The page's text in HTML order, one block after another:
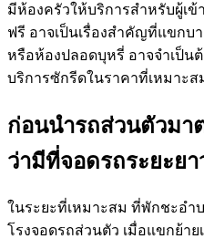
มีห้องครัวให้บริการสำหรับผู้เ
ฟรี อาจเป็นเรื่องสำคัญที่แขกบ
หรือห้องปลอดบุหรี่ อาจจำเป็น
บริการซักรีดในราคาที่เหมาะส
ก่อนนำรถส่วนตัวมา
ว่ามีที่จอดรถระยะยา
ในระยะที่เหมาะสม ที่พักชะอ
โรงจอดรถส่วนตัว เมื่อแขกย้า